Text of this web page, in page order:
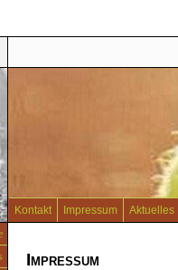
Kontakt Impressum Aktuelles
Impressum